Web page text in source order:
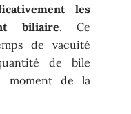
les
biliaire. Ce
de vacuité
de bile
moment de la